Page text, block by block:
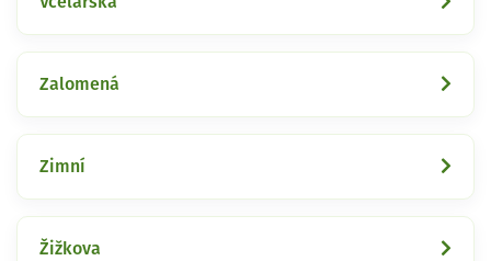
Zalomená
Zimní
Žižkova